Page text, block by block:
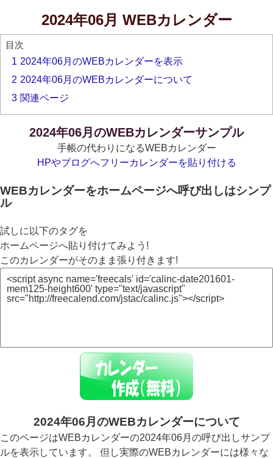
2024年06月 WEBカレンダー
目次
1 2024年06月のWEBカレンダーを表示
2 2024年06月のWEBカレンダーについて
3 関連ページ
2024年06月のWEBカレンダーサンプル
手帳の代わりになるWEBカレンダー
HPやブログへフリーカレンダーを貼り付ける
WEBカレンダーをホームページへ呼び出しはシンプ
ル
試しに以下のタグを
ホームページへ貼り付けてみよう!
このカレンダーがそのまま張り付きます!
2024年06月のWEBカレンダーについて
このページはWEBカレンダーの2024年06月の呼び出しサンプ
ルを表示しています。 但し実際のWEBカレンダーには様々な